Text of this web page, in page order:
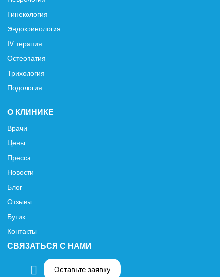
Гинекология
Эндокринология
IV терапия
Остеопатия
Трихология
Подология
О КЛИНИКЕ
Врачи
Цены
Пресса
Новости
Блог
Отзывы
Бутик
Контакты
СВЯЗАТЬСЯ С НАМИ
Оставьте заявку